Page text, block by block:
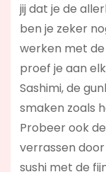
jij dat je de
ben je zeker
werken met
proef je aan
Sashimi, de
smaken zoals
Probeer ook
verrassen
sushi met de